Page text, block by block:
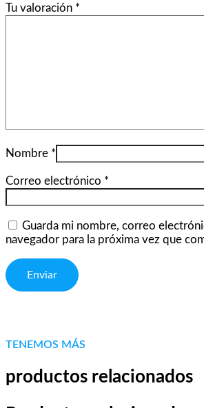
Tu valoración *
Nombre *
Correo electrónico *
Guarda mi nombre, correo
navegador para la próxima vez que
TENEMOS MÁS
productos relacionados